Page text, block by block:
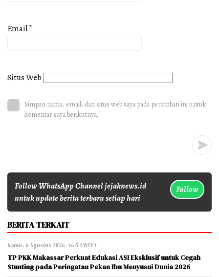
Email*
Situs Web
Simpan nama, email, dan situs web saya pada peramban ini untuk
komentar saya berikutnya.
Follow WhatsApp Channel jejaknews.id
untuk update berita terbaru setiap hari
Follow
BERITA TERKAIT
Kamis, 6 Agustus 2026 - 16:54 WITA
TP PKK Makassar Perkuat Edukasi ASI Eksklusif untuk Cegah
Stunting pada Peringatan Pekan Ibu Menyusui Dunia 2026